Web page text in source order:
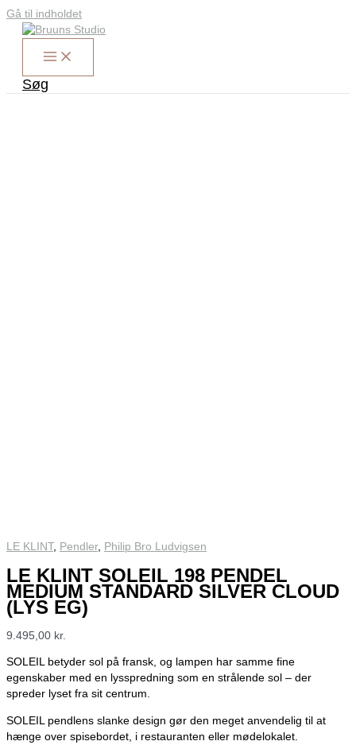
Gå til indholdet
Søg
LE KLINT, Pendler, Philip Bro Ludvigsen
LE KLINT SOLEIL 198 PENDEL
MEDIUM STANDARD SILVER CLOUD
(LYS EG)
9.495,00 kr.
SOLEIL betyder sol på fransk, og lampen har samme fine
egenskaber med en lysspredning som en strålende sol – der
spreder lyset fra sit centrum.
SOLEIL pendlens slanke design gør den meget anvendelig til at
hænge over spisebordet, i restauranten eller mødelokalet.